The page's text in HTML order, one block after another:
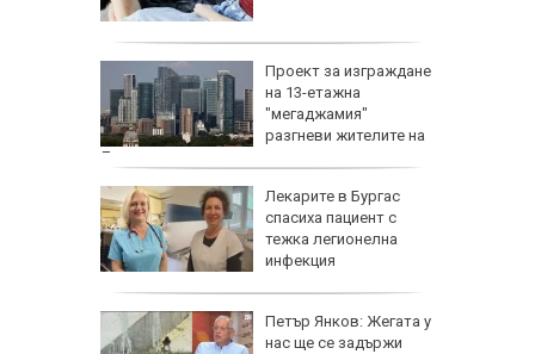
Проект за изграждане
на 13-етажна
"мегаджамия"
разгневи жителите на
Лондон
Лекарите в Бургас
спасиха пациент с
тежка легионелна
инфекция
Петър Янков: Жегата у
нас ще се задържи